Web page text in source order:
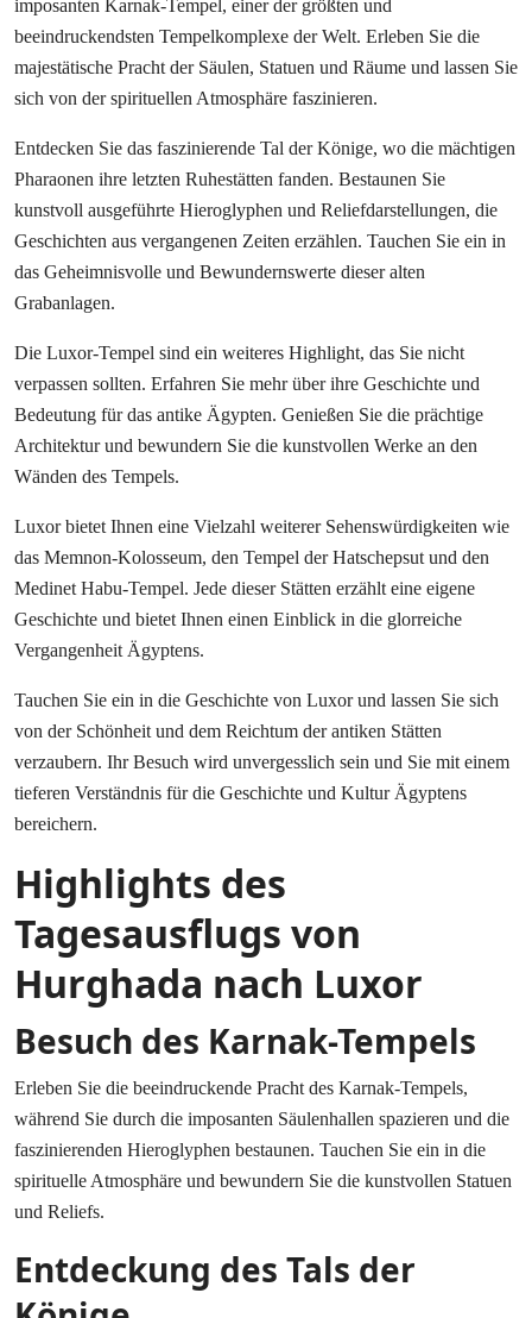
imposanten Karnak-Tempel, einer der größten und
beeindruckendsten Tempelkomplexe der Welt. Erleben Sie die
majestätische Pracht der Säulen, Statuen und Räume und lassen Sie
sich von der spirituellen Atmosphäre faszinieren.
Entdecken Sie das faszinierende Tal der Könige, wo die mächtigen
Pharaonen ihre letzten Ruhestätten fanden. Bestaunen Sie
kunstvoll ausgeführte Hieroglyphen und Reliefdarstellungen, die
Geschichten aus vergangenen Zeiten erzählen. Tauchen Sie ein in
das Geheimnisvolle und Bewundernswerte dieser alten
Grabanlagen.
Die Luxor-Tempel sind ein weiteres Highlight, das Sie nicht
verpassen sollten. Erfahren Sie mehr über ihre Geschichte und
Bedeutung für das antike Ägypten. Genießen Sie die prächtige
Architektur und bewundern Sie die kunstvollen Werke an den
Wänden des Tempels.
Luxor bietet Ihnen eine Vielzahl weiterer Sehenswürdigkeiten wie
das Memnon-Kolosseum, den Tempel der Hatschepsut und den
Medinet Habu-Tempel. Jede dieser Stätten erzählt eine eigene
Geschichte und bietet Ihnen einen Einblick in die glorreiche
Vergangenheit Ägyptens.
Tauchen Sie ein in die Geschichte von Luxor und lassen Sie sich
von der Schönheit und dem Reichtum der antiken Stätten
verzaubern. Ihr Besuch wird unvergesslich sein und Sie mit einem
tieferen Verständnis für die Geschichte und Kultur Ägyptens
bereichern.
Highlights des
Tagesausflugs von
Hurghada nach Luxor
Besuch des Karnak-Tempels
Erleben Sie die beeindruckende Pracht des Karnak-Tempels,
während Sie durch die imposanten Säulenhallen spazieren und die
faszinierenden Hieroglyphen bestaunen. Tauchen Sie ein in die
spirituelle Atmosphäre und bewundern Sie die kunstvollen Statuen
und Reliefs.
Entdeckung des Tals der